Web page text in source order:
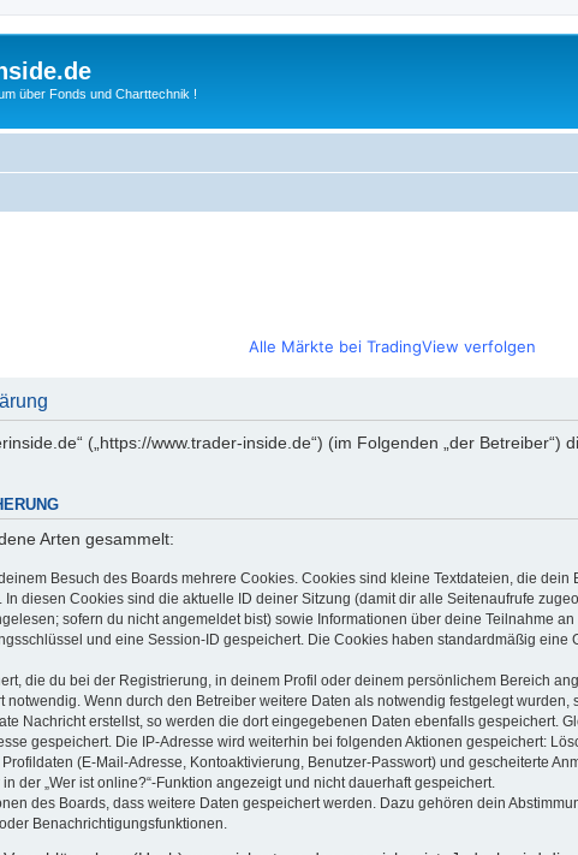
über Fonds und Charttechnik !
Alle Märkte bei TradingView verfolgen
(„https://www.trader-inside.de“) (im Folgenden „der
Arten gesammelt:
Besuch des Boards mehrere Cookies. Cookies sind kleine Textdateien, die
diesen Cookies sind die aktuelle ID deiner Sitzung (damit dir alle Seitenaufrufe
sofern du nicht angemeldet bist) sowie Informationen über deine Teilnahme
und eine Session-ID gespeichert. Die Cookies haben standardmäßig
die du bei der Registrierung, in deinem Profil oder deinem persönlichem Bereich
Wenn durch den Betreiber weitere Daten als notwendig festgelegt wurden,
Nachricht erstellst, so werden die dort eingegebenen Daten ebenfalls gespeichert.
gespeichert. Die IP-Adresse wird weiterhin bei folgenden Aktionen gespeichert:
(E-Mail-Adresse, Kontoaktivierung, Benutzer-Passwort) und gescheiterte
der „Wer ist online?“-Funktion angezeigt und nicht dauerhaft gespeichert.
des Boards, dass weitere Daten gespeichert werden. Dazu gehören dein
Benachrichtigungsfunktionen.